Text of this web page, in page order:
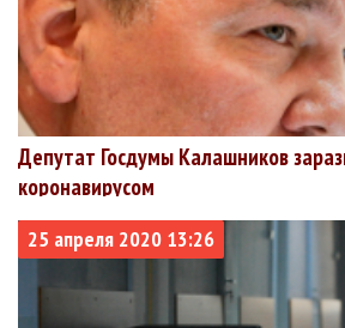
Депутат Госдумы Калашников
коронавирусом
25 апреля 2020 13:26